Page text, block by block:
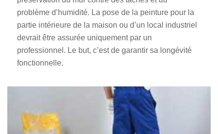
problème d’humidité. La pose de la peinture pour la
partie intérieure de la maison ou d’un local industriel
devrait être assurée uniquement par un
professionnel. Le but, c’est de garantir sa longévité
fonctionnelle.